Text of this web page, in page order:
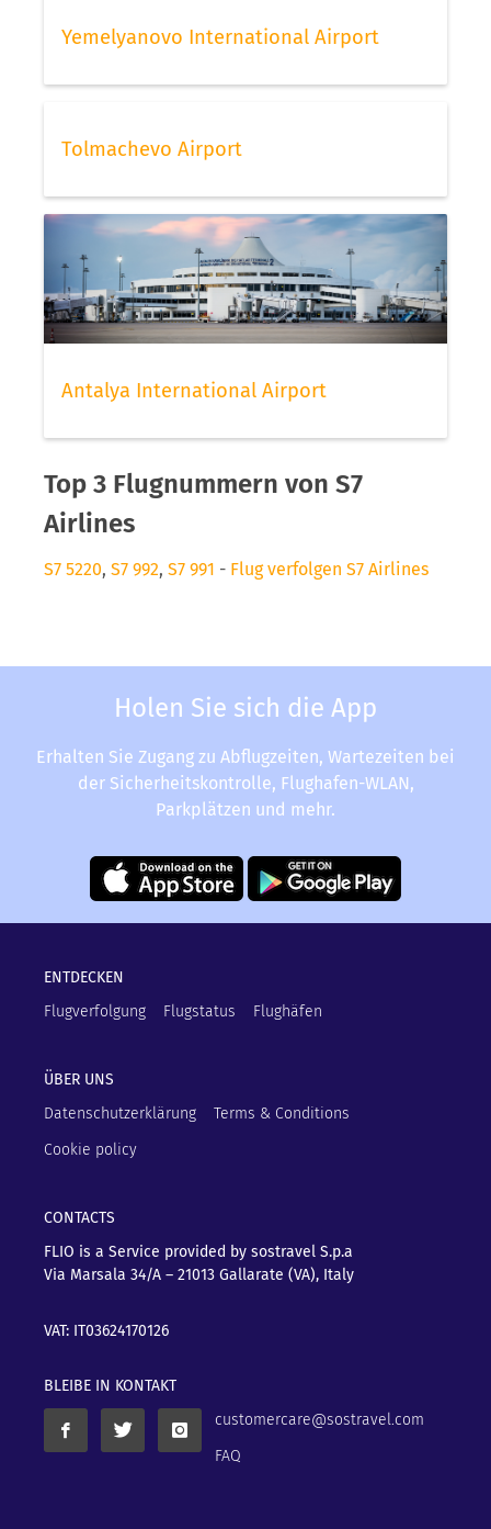
Yemelyanovo International Airport
Tolmachevo Airport
Antalya International Airport
Top 3 Flugnummern von S7
Airlines
S7 5220, S7 992, S7 991 - Flug verfolgen S7 Airlines
Holen Sie sich die App
Erhalten Sie Zugang zu Abflugzeiten, Wartezeiten bei
der Sicherheitskontrolle, Flughafen-WLAN,
Parkplätzen und mehr.
ENTDECKEN
Flugverfolgung
Flugstatus Flughäfen
ÜBER UNS
Datenschutzerklärung
Terms & Conditions
Cookie policy
CONTACTS
FLIO is a Service provided by sostravel S.p.a
Via Marsala 34/A – 21013 Gallarate (VA), Italy
VAT: IT03624170126
BLEIBE IN KONTAKT
customercare@sostravel.com
FAQ